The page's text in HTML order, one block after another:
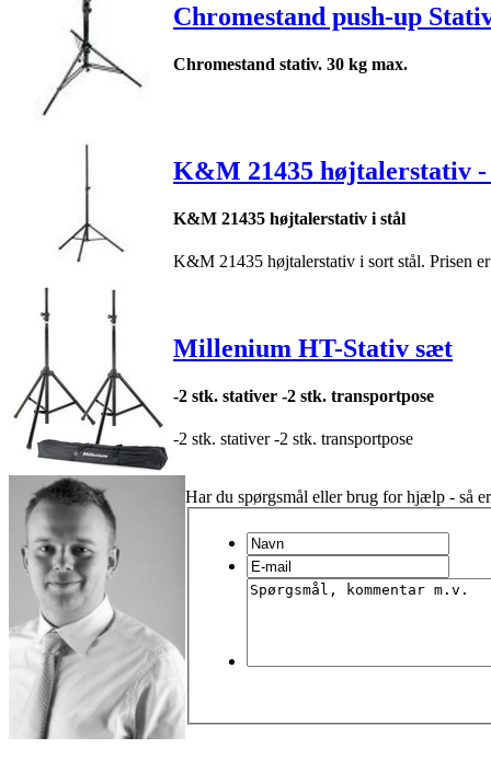
Chromestand push-up
Chromestand stativ. 30 kg max.
K&M 21435 højtalerstativ -
K&M 21435 højtalerstativ i stål
K&M 21435 højtalerstativ i sort stål. Prisen
Millenium HT-Stativ sæt
-2 stk. stativer -2 stk. transportpose
-2 stk. stativer -2 stk. transportpose
Har du spørgsmål eller brug for hjælp - så